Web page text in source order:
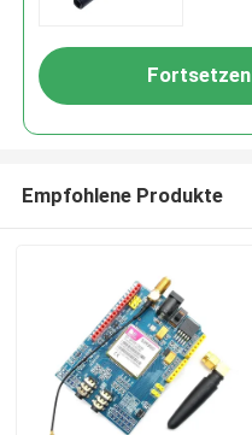
Fortsetzen
Empfohlene Produkte